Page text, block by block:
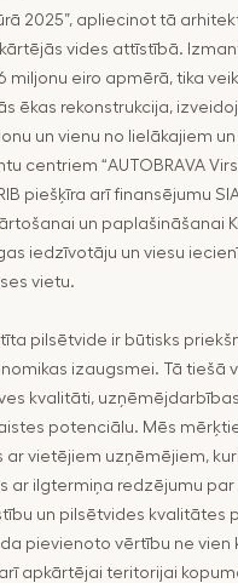
2025”, apliecinot tā
vides attīstībā.
miljonu eiro apmērā, tika
ēkas rekonstrukcija,
un vienu no lielākajiem
centriem “AUTOBRAVA
piešķīra arī finansējumu
un paplašināšanai
iedzīvotāju un viesu
vietu.
pilsētvide ir būtisks
izaugsmei. Tā tiešā
kvalitāti,
potenciālu. Mēs
vietējiem uzņēmējiem,
ar ilgtermiņa redzējumu par
un pilsētvides kvalitātes
pievienoto vērtību ne vien
apkārtējai teritorijai